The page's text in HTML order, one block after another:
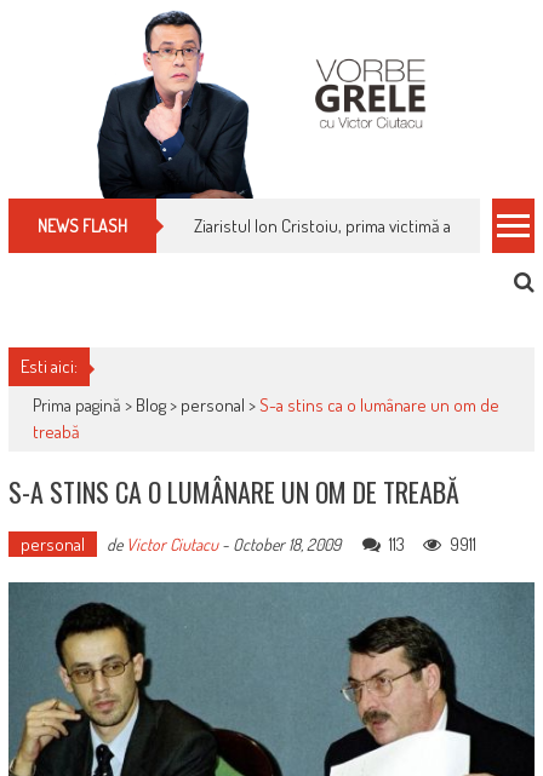
NEWS FLASH Ziaristul Ion Cristoiu, prima victimă a noi
Esti aici:
Prima pagină > Blog> personal >S-a stins ca o lumânare un om de
treabă
S-A STINS CA O LUMÂNARE UN OM DE TREABĂ
personal de Victor Ciutacu- October 18, 2009 113 9911